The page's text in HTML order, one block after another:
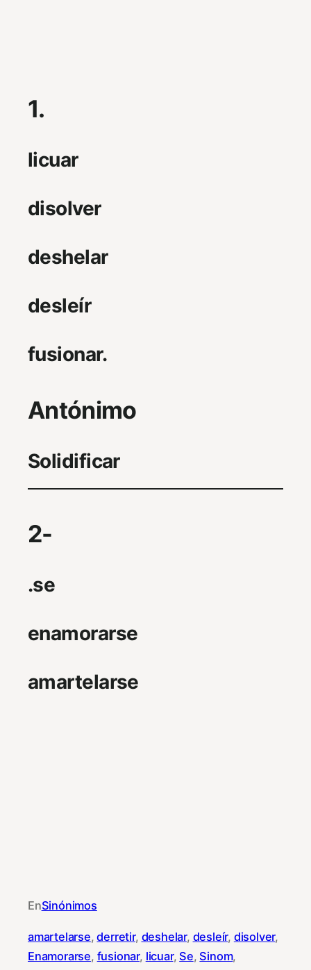
1.
licuar
disolver
deshelar
desleír
fusionar.
Antónimo
Solidificar
2-
.se
enamorarse
amartelarse
EnSinónimos
amartelarse, derretir, deshelar, desleír, disolver
Enamorarse, fusionar, licuar, Se, Sinom